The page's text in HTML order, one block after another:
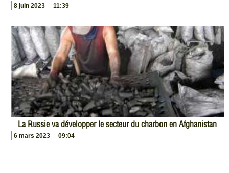
8 juin 2023 11:39
La Russie va développer le secteur du charbon en Afghanistan
6 mars 2023 09:04